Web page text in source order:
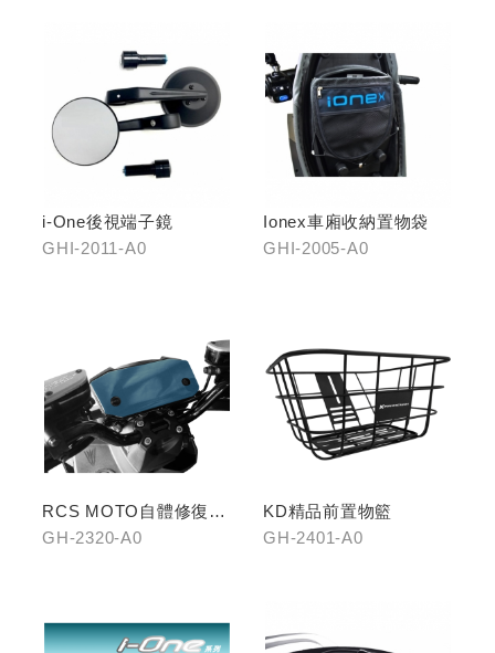
i-One後視端子鏡
GHI-2011-A0
Ionex車廂收納置物袋
GHI-2005-A0
RCS MOTO自體修復儀
表犀牛皮(適用RTS系列)
GH-2320-A0
KD精品前置物籃
GH-2401-A0